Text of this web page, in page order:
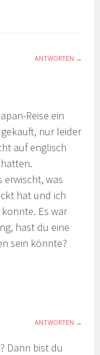
ANTWORTEN
Reise ein
nur leider
auf englisch
erwischt, was
hat und ich
Es war
hast du eine
sein könnte?
ANTWORTEN
Dann bist du